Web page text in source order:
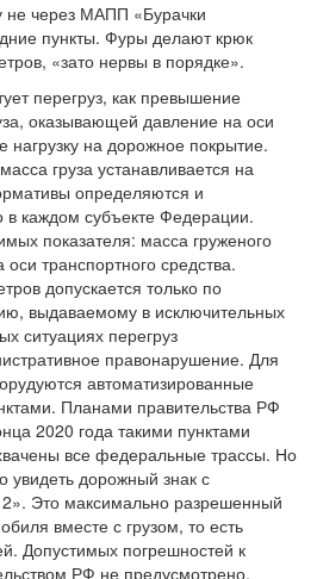
не через МАПП «Бурачки
пункты. Фуры делают крюк
«зато нервы в порядке».
перегруз, как превышение
оказывающей давление на оси
на дорожное покрытие.
груза устанавливается на
определяются и
в каждом субъекте Федерации.
показателя: масса груженого
транспортного средства.
допускается только по
выдаваемому в исключительных
ситуациях перегруз
правонарушение. Для
автоматизированные
Планами правительства РФ
2020 года такими пунктами
все федеральные трассы. Но
увидеть дорожный знак с
Это максимально разрешенный
вместе с грузом, то есть
Допустимых погрешностей к
РФ не предусмотрено.